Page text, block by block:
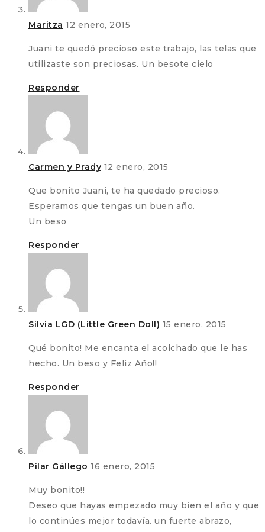
Maritza 12 enero, 2015
Juani te quedó precioso este trabajo, las telas que
utilizaste son preciosas. Un besote cielo
Responder
Carmen y Prady 12 enero, 2015
Que bonito Juani, te ha quedado precioso.
Esperamos que tengas un buen año.
Un beso
Responder
Silvia LGD (Little Green Doll) 15 enero, 2015
Qué bonito! Me encanta el acolchado que le has
hecho. Un beso y Feliz Año!!
Responder
Pilar Gállego 16 enero, 2015
Muy bonito!!
Deseo que hayas empezado muy bien el año y que
lo continúes mejor todavía. un fuerte abrazo,